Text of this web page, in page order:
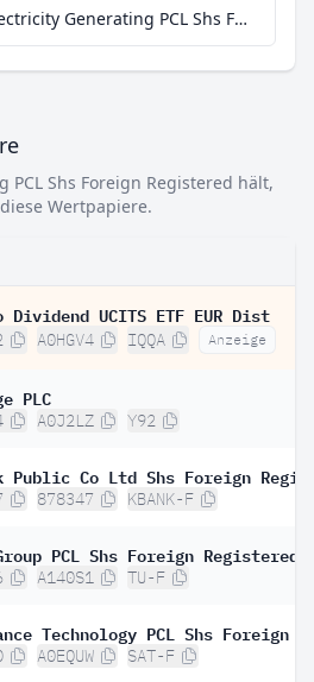
Mehr Daten zu Electricity Generating PCL Shs Foreign Registered bei extraETF
PCL Shs Foreign Registered hält,
Wertpapiere.
UCITS ETF EUR Dist
A0HGV4 IQQA Anzeige
PLC
A0J2LZ Y92
878347 KBANK-F
PCL Shs Foreign Registered
A140S1 TU-F
A0EQUW SAT-F